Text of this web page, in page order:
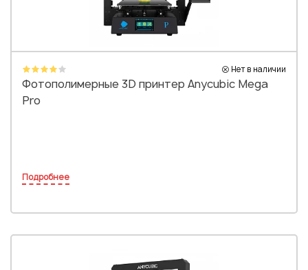
Нет в наличии
Фотополимерные 3D принтер Anycubic Mega
Pro
Подробнее